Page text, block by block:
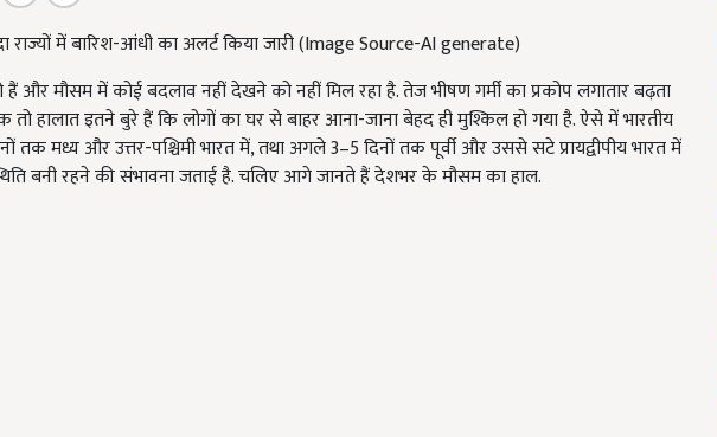
राज्यों में बारिश-आंधी का अलर्ट किया जारी (Image Source-AI generate)
और मौसम में कोई बदलाव नहीं देखने को नहीं मिल रहा है. तेज भीषण गर्मी का प्रकोप लगातार बढ़ता
तो हालात इतने बुरे हैं कि लोगों का घर से बाहर आना-जाना बेहद ही मुश्किल हो गया है. ऐसे में भारतीय
तक मध्य और उत्तर-पश्चिमी भारत में, तथा अगले 3–5 दिनों तक पूर्वी और उससे सटे प्रायद्वीपीय भारत में
बनी रहने की संभावना जताई है. चलिए आगे जानते हैं देशभर के मौसम का हाल.